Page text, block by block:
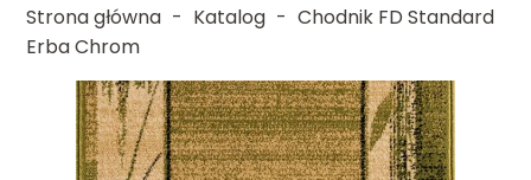
Strona główna - Katalog - Chodnik FD Standard
Erba Chrom